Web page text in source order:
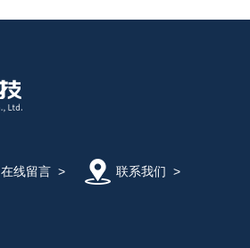
在线留言> 联系我们 >